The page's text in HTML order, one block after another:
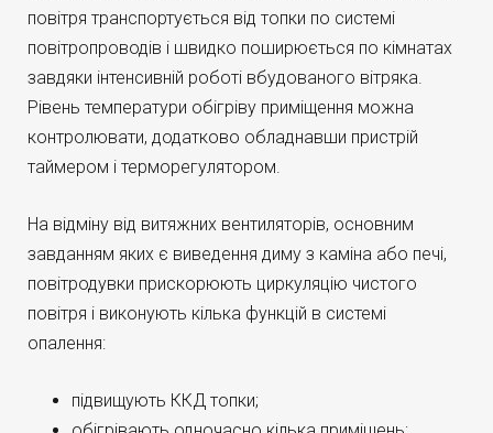
повітря транспортується від топки по системі
повітропроводів і швидко поширюється по кімнатах
завдяки інтенсивній роботі вбудованого вітряка.
Рівень температури обігріву приміщення можна
контролювати, додатково обладнавши пристрій
таймером і терморегулятором.
На відміну від витяжних вентиляторів, основним
завданням яких є виведення диму з каміна або печі,
повітродувки прискорюють циркуляцію чистого
повітря і виконують кілька функцій в системі
опалення:
підвищують ККД топки;